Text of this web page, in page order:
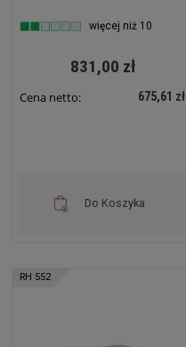
więcej niż 10
831,00 zł
Cena netto: 675,61 zł
Do Koszyka
RH 552